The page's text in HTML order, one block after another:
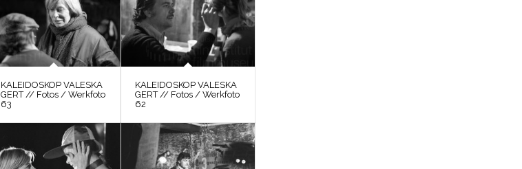
KALEIDOSKOP VALESKA
GERT // Fotos / Werkfoto
63
KALEIDOSKOP VALESKA
GERT // Fotos / Werkfoto
62